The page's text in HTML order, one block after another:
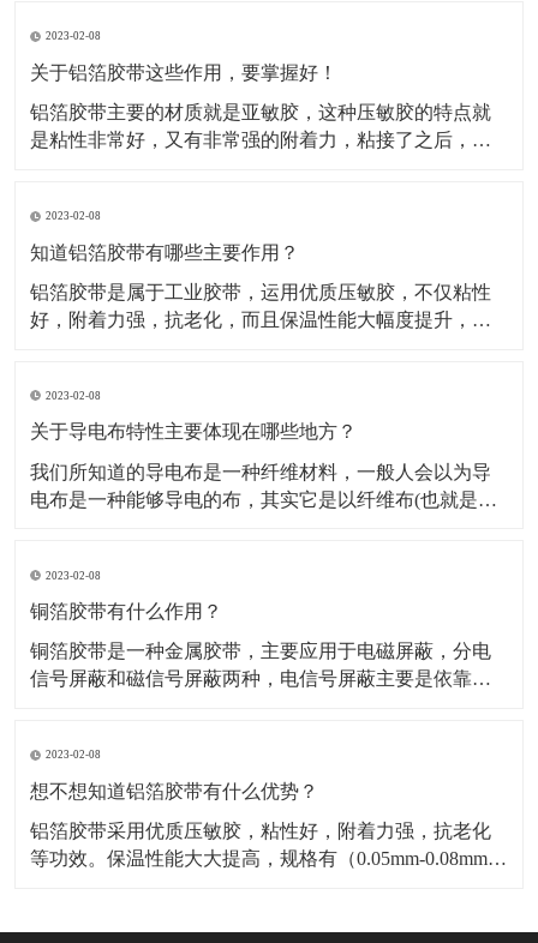
多人都不知道。所以，这种材料到底是如何屏蔽电磁信
号的呢？​A.影响屏蔽性的因素及工艺在电磁信号的屏蔽
过程中，
2023-02-08
关于铝箔胶带这些作用，要掌握好！
铝箔胶带主要的材质就是亚敏胶，这种压敏胶的特点就
是粘性非常好，又有非常强的附着力，粘接了之后，能
等，就是使用的这种铝箔胶带做的密封材料。还被广泛
运用于各行各业当中，除了有家用电器、空调、汽车、
电子行业当中也
2023-02-08
知道铝箔胶带有哪些主要作用？
铝箔胶带是属于工业胶带，运用优质压敏胶，不仅粘性
好，附着力强，抗老化，而且保温性能大幅度提升，规
及破损处的修复，是冰箱、冰柜生产厂的主要原辅材
料，也是保温材料经销部门必购原料。广泛应用于冰
2023-02-08
关于导电布特性主要体现在哪些地方？
我们所知道的导电布是一种纤维材料，一般人会以为导
电布是一种能够导电的布，其实它是以纤维布(也就是一
电布可分为：镀镍导电布，镀金导电布，镀炭导电布，
铝箔纤维复合布这几种，这几种导电布从外观上有平纹
和网格区
2023-02-08
铜箔胶带有什么作用？
铜箔胶带是一种金属胶带，主要应用于电磁屏蔽，分电
信号屏蔽和磁信号屏蔽两种，电信号屏蔽主要是依靠铜
机，笔记电脑和其他数码产品之中。​铜箔胶带具有低表
面氧气特性，可以附着与各种不同基材，如金属，绝缘
材料等
2023-02-08
想不想知道铝箔胶带有什么优势？
铝箔胶带采用优质压敏胶，粘性好，附着力强，抗老化
等功效。保温性能大大提高，规格有（0.05mm-0.08mm）